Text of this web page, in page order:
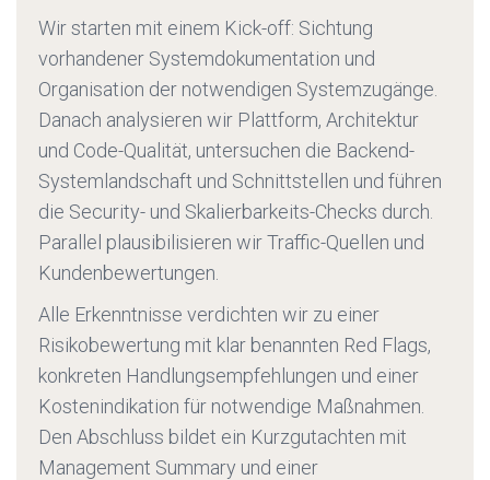
Wir starten mit einem Kick-off: Sichtung
vorhandener Systemdokumentation und
Organisation der notwendigen Systemzugänge.
Danach analysieren wir Plattform, Architektur
und Code-Qualität, untersuchen die Backend-
Systemlandschaft und Schnittstellen und führen
die Security- und Skalierbarkeits-Checks durch.
Parallel plausibilisieren wir Traffic-Quellen und
Kundenbewertungen.
Alle Erkenntnisse verdichten wir zu einer
Risikobewertung mit klar benannten Red Flags,
konkreten Handlungsempfehlungen und einer
Kostenindikation für notwendige Maßnahmen.
Den Abschluss bildet ein Kurzgutachten mit
Management Summary und einer